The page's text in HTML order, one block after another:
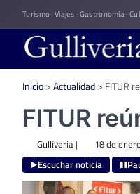
to
content
Turismo · Viajes · Gastronomía ·
Inicio>Actualidad> FITUR
FITUR
Gulliveria| 18 de
Escuchar noticia